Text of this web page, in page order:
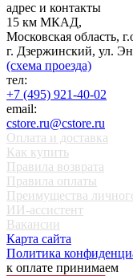
адрес и контакты
15 км МКАД,
Московская область,
г. Дзержинский, ул.
(схема проезда)
тел:
+7 (495) 921-40-02
email:
cstore.ru@cstore.ru
Оплата и доставка
Как купить
Правила возврата
Правила оплаты
Преимущества
ИИ-ассистент
Вакансии
Карта сайта
Политика
к оплате принимаем